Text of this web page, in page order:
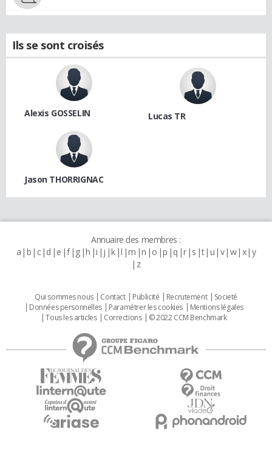
Ils se sont croisés
Alexis GOSSELIN Lucas TR
Jason THORRIGNAC
Annuaire des membres :
a b c d e f g h i j k l m n o p q r s t u v w x y
z
Qui sommes nous Contact Publicité Recrutement
Societé
Données personnelles
Paramétrer les cookies
Mentions légales
Tous les articles
Corrections © 2022 CCM Benchmark